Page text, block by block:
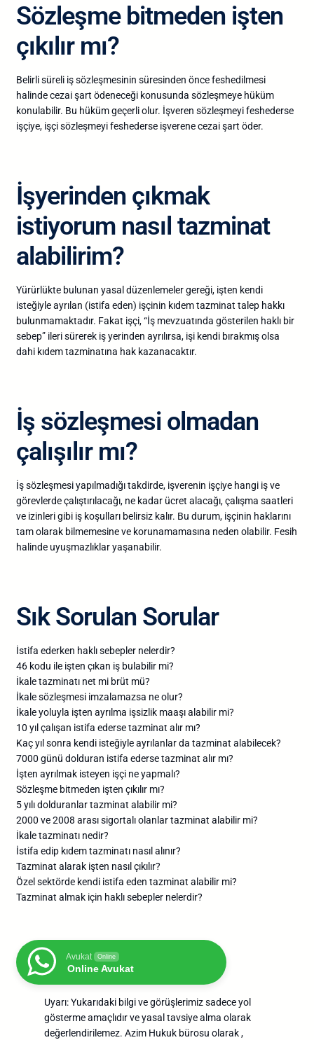
Sözleşme bitmeden işten
çıkılır mı?
Belirli süreli iş sözleşmesinin süresinden önce feshedilmesi
halinde cezai şart ödeneceği konusunda sözleşmeye hüküm
konulabilir. Bu hüküm geçerli olur. İşveren sözleşmeyi feshederse
işçiye, işçi sözleşmeyi feshederse işverene cezai şart öder.
İşyerinden çıkmak
istiyorum nasıl tazminat
alabilirim?
Yürürlükte bulunan yasal düzenlemeler gereği, işten kendi
isteğiyle ayrılan (istifa eden) işçinin kıdem tazminat talep hakkı
bulunmamaktadır. Fakat işçi, “İş mevzuatında gösterilen haklı bir
sebep” ileri sürerek iş yerinden ayrılırsa, işi kendi bırakmış olsa
dahi kıdem tazminatına hak kazanacaktır.
İş sözleşmesi olmadan
çalışılır mı?
İş sözleşmesi yapılmadığı takdirde, işverenin işçiye hangi iş ve
görevlerde çalıştırılacağı, ne kadar ücret alacağı, çalışma saatleri
ve izinleri gibi iş koşulları belirsiz kalır. Bu durum, işçinin haklarını
tam olarak bilmemesine ve korunamamasına neden olabilir. Fesih
halinde uyuşmazlıklar yaşanabilir.
Sık Sorulan Sorular
İstifa ederken haklı sebepler nelerdir?
46 kodu ile işten çıkan iş bulabilir mi?
İkale tazminatı net mi brüt mü?
İkale sözleşmesi imzalamazsa ne olur?
İkale yoluyla işten ayrılma işsizlik maaşı alabilir mi?
10 yıl çalışan istifa ederse tazminat alır mı?
Kaç yıl sonra kendi isteğiyle ayrılanlar da tazminat alabilecek?
7000 günü dolduran istifa ederse tazminat alır mı?
İşten ayrılmak isteyen işçi ne yapmalı?
Sözleşme bitmeden işten çıkılır mı?
5 yılı dolduranlar tazminat alabilir mi?
2000 ve 2008 arası sigortalı olanlar tazminat alabilir mi?
İkale tazminatı nedir?
İstifa edip kıdem tazminatı nasıl alınır?
Tazminat alarak işten nasıl çıkılır?
Özel sektörde kendi istifa eden tazminat alabilir mi?
Tazminat almak için haklı sebepler nelerdir?
Avukat Online
Online Avukat
Uyarı: Yukarıdaki bilgi ve görüşlerimiz sadece yol
gösterme amaçlıdır ve yasal tavsiye alma olarak
değerlendirilemez. Azim Hukuk bürosu olarak ,